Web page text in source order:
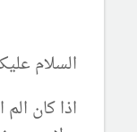
السلام
اذا كان